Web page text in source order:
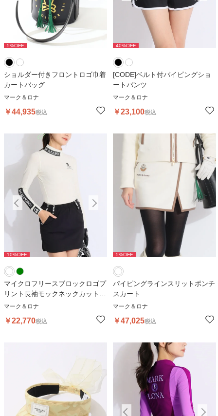
5%OFF %OFF
ショルダー付きフロントロゴ巾着
カートバッグ
マーク＆ロナ
￥44,935税込
40%OFF 40%OFF
[CODE]ベルト付パイピングショ
ートパンツ
マーク＆ロナ
￥23,100税込
10%OFF %OFF
マイクロフリースブロックロゴプ
リント長袖モックネックカットソ
ー
マーク＆ロナ
￥22,770税込
5%OFF
パイピングラインスリットポンチ
スカート
マーク＆ロナ
￥47,025税込